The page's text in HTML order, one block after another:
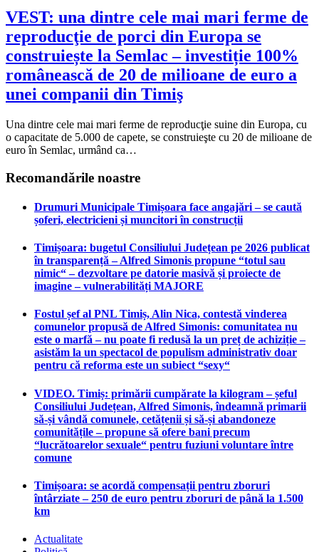
VEST: una dintre cele mai mari ferme de
reproducţie de porci din Europa se
construiește la Semlac – investiție 100%
românească de 20 de milioane de euro a
unei companii din Timiş
Una dintre cele mai mari ferme de reproducţie suine din Europa, cu
o capacitate de 5.000 de capete, se construieşte cu 20 de milioane de
euro în Semlac, urmând ca…
Recomandările noastre
Drumuri Municipale Timișoara face angajări – se caută
șoferi, electricieni și muncitori în construcții
Timișoara: bugetul Consiliului Județean pe 2026 publicat
în transparență – Alfred Simonis propune “totul sau
nimic“ – dezvoltare pe datorie masivă și proiecte de
imagine – vulnerabilități MAJORE
Fostul șef al PNL Timiș, Alin Nica, contestă vinderea
comunelor propusă de Alfred Simonis: comunitatea nu
este o marfă – nu poate fi redusă la un preț de achiziție –
asistăm la un spectacol de populism administrativ doar
pentru că reforma este un subiect “sexy“
VIDEO. Timiș: primării cumpărate la kilogram – șeful
Consiliului Județean, Alfred Simonis, îndeamnă primarii
să-și vândă comunele, cetățenii și să-și abandoneze
comunitățile – propune să ofere bani precum
“lucrătoarelor sexuale“ pentru fuziuni voluntare între
comune
Timișoara: se acordă compensații pentru zboruri
întârziate – 250 de euro pentru zboruri de până la 1.500
km
Actualitate